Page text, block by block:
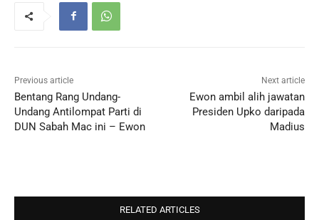
Previous article
Bentang Rang Undang-
Undang Antilompat Parti di
DUN Sabah Mac ini – Ewon
Next article
Ewon ambil alih jawatan
Presiden Upko daripada
Madius
RELATED ARTICLES